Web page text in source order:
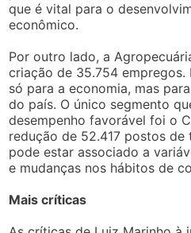
que é vital para o
econômico.
Por outro lado, a
criação de 35.754 empregos.
só para a economia, mas
do país. O único segmento
desempenho favorável foi o
redução de 52.417 postos de
pode estar associado a
e mudanças nos hábitos de
Mais críticas